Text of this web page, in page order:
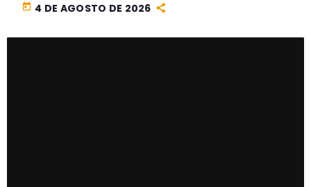
today 4 DE AGOSTO DE 2026